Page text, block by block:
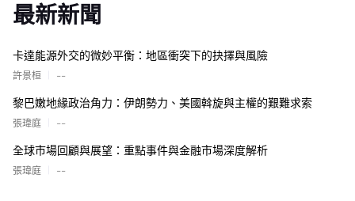
最新新聞
卡達能源外交的微妙平衡：地區衝突下的抉擇與風險
許景桓 --
黎巴嫩地緣政治角力：伊朗勢力、美國斡旋與主權的艱難求索
張瑋庭 --
全球市場回顧與展望：重點事件與金融市場深度解析
張瑋庭 --